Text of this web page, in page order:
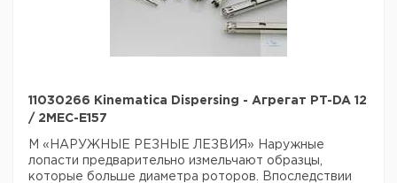
11030266 Kinematica Dispersing - Агрегат PT-DA 12
/ 2MEC-E157
М «НАРУЖНЫЕ РЕЗНЫЕ ЛЕЗВИЯ»
Наружные
лопасти предварительно измельчают образцы,
которые больше диаметра роторов. Впоследствии